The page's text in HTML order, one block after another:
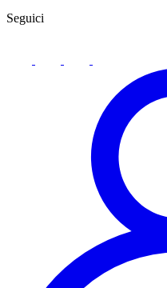
Seguici